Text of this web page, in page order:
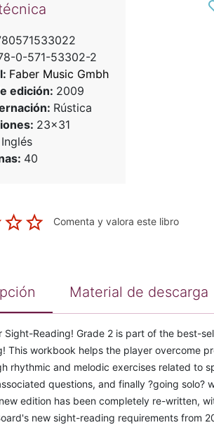
0-571-53302-2
Faber Music Gmbh
edición: 2009
Rústica
23x31
Inglés
40
Comenta y valora este libro
Material de descarga
Sight-Reading! Grade 2 is part of the best-
This workbook helps the player overcome
rhythmic and melodic exercises related to
questions, and finally ?going
edition has been completely re-written,
new sight-reading requirements from